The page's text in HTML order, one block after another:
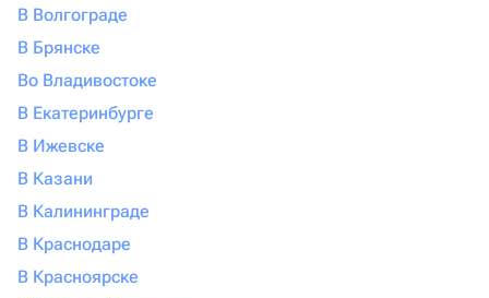
В Волгограде
В Брянске
Во Владивостоке
В Екатеринбурге
В Ижевске
В Казани
В Калининграде
В Краснодаре
В Красноярске